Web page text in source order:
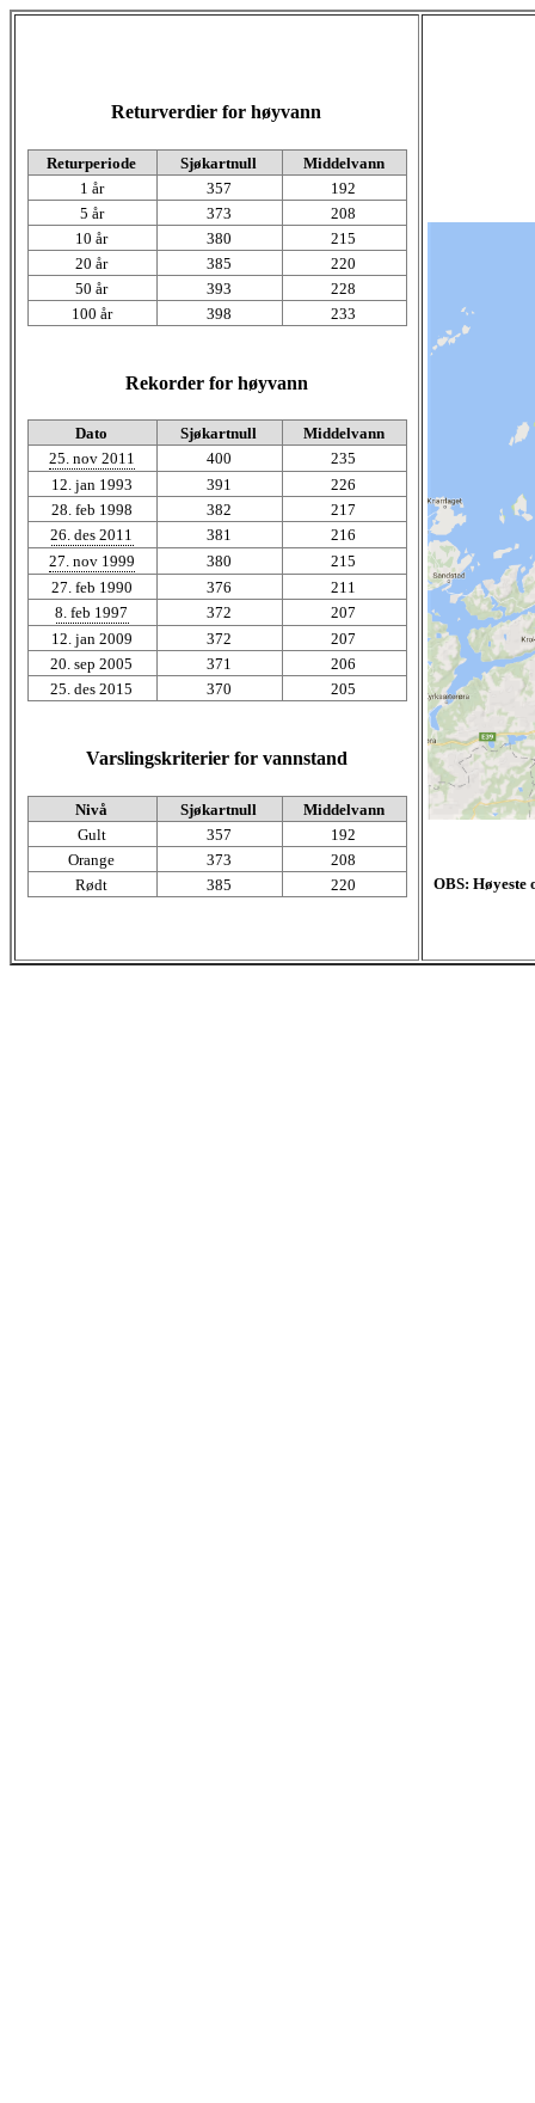
Returverdier for høyvann
Returperiode Sjøkartnull
Middelvann
1 år
357
192
5 år
373
208
10 år
380
215
20 år
385
220
50 år
393
228
100 år
398 233
Rekorder for høyvann
Dato Sjøkartnull
Middelvann
25. nov 2011
400
235
12. jan 1993
391
226
28. feb 1998
382
217
26. des 2011
381
216
27. nov 1999
380
215
27. feb 1990
376
211
8. feb 1997
372
207
12. jan 2009
372
207
20. sep 2005
371
206
25. des 2015
370 205
Varslingskriterier for vannstand
Nivå Sjøkartnull
Middelvann
Gult
357
192
Orange
373
208
Rødt
385 220 OBS: